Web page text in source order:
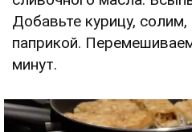
Добавьте курицу,
паприкой.
минут.